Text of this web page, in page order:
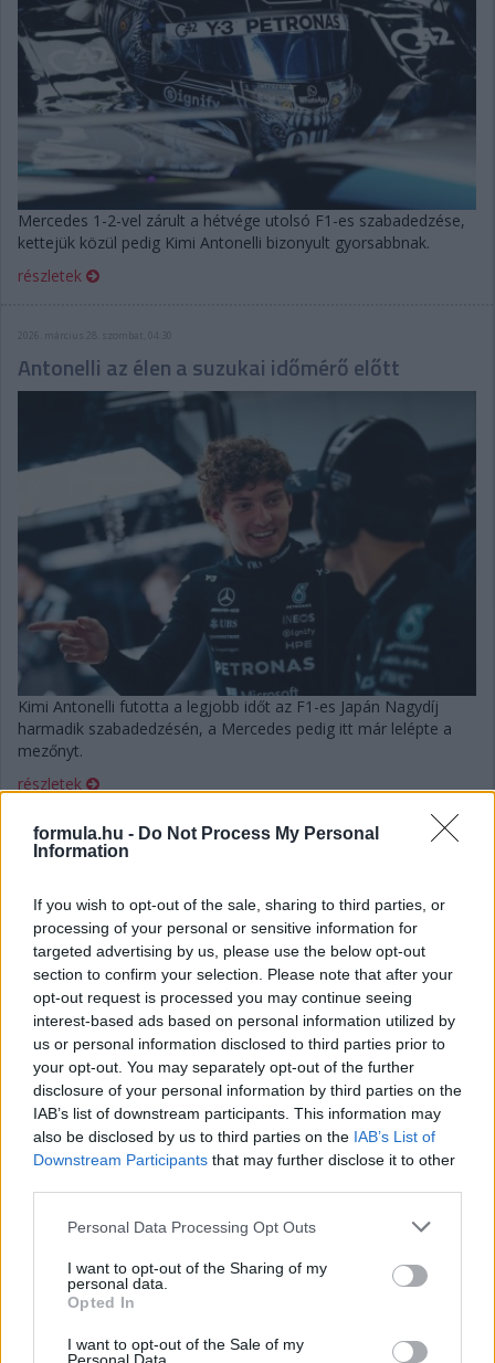
formula.hu - Do Not Process My Personal
Information
If you wish to opt-out of the sale, sharing to third parties, or
processing of your personal or sensitive information for
targeted advertising by us, please use the below opt-out
section to confirm your selection. Please note that after your
opt-out request is processed you may continue seeing
interest-based ads based on personal information utilized by
us or personal information disclosed to third parties prior to
your opt-out. You may separately opt-out of the further
disclosure of your personal information by third parties on the
IAB’s list of downstream participants. This information may
also be disclosed by us to third parties on the IAB’s List of
Downstream Participants that may further disclose it to other
Please note that this website/app uses one or more Google
not limited to your visit or usage behaviour. You may click to
grant or deny consent to Google and its third-party tags to
use your data for below specified purposes in below Google
consent section.
Personal Data Processing Opt Outs
I want to opt-out of the Sharing of my
personal data.
Opted In
I want to opt-out of the Sale of my
Mercedes 1-2-vel zárult a hétvége utolsó F1-es szabadedzése,
kettejük közül pedig Kimi Antonelli bizonyult gyorsabbnak.
részletek
2026. március 28. szombat, 04:30
Antonelli az élen a suzukai időmérő előtt
Kimi Antonelli futotta a legjobb időt az F1-es Japán Nagydíj
harmadik szabadedzésén, a Mercedes pedig itt már lelépte a
mezőnyt.
részletek
2026. március 14. szombat, 04:46
végeredmény
Mercedes az élen, a Ferrarik a sarkában, Verstappen a
pontszerző zónán kívül: így alakult az F1-es Kínai Nagydíj
sprintfutamának végeredménye.
részletek